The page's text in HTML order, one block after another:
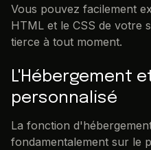
Vous pouvez facilement
HTML et le CSS de votre
tierce à tout moment.
L'Hébergement
personnalisé
La fonction
fondamentalement sur le